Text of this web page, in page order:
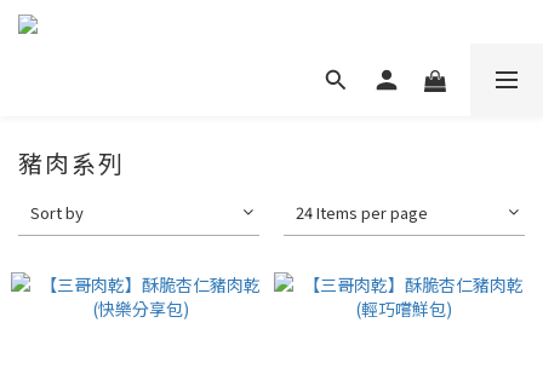
豬肉系列
Sort by 24 Items per page